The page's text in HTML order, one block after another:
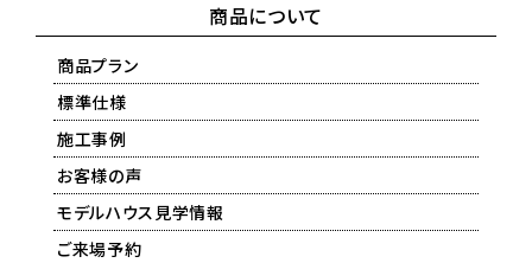
商品について
商品プラン
標準仕様
施工事例
お客様の声
モデルハウス見学情報
ご来場予約